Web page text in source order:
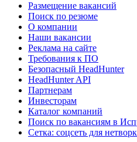
Размещение вакансий
Поиск по резюме
О компании
Наши вакансии
Реклама на сайте
Требования к ПО
Безопасный HeadHunter
HeadHunter API
Партнерам
Инвесторам
Каталог компаний
Поиск по вакансиям в
Сетка: соцсеть для